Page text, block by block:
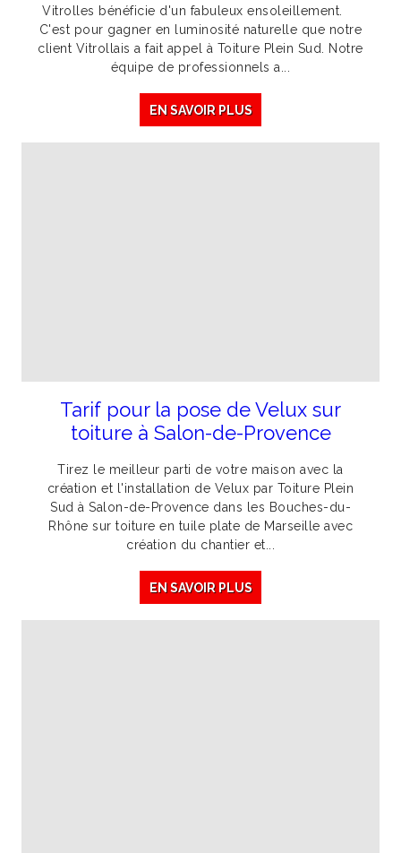
Vitrolles bénéficie d'un fabuleux ensoleillement.
C'est pour gagner en luminosité naturelle que notre
client Vitrollais a fait appel à Toiture Plein Sud. Notre
équipe de professionnels a...
EN SAVOIR PLUS
Tarif pour la pose de Velux sur
toiture à Salon-de-Provence
Tirez le meilleur parti de votre maison avec la
création et l'installation de Velux par Toiture Plein
Sud à Salon-de-Provence dans les Bouches-du-
Rhône sur toiture en tuile plate de Marseille avec
création du chantier et...
EN SAVOIR PLUS